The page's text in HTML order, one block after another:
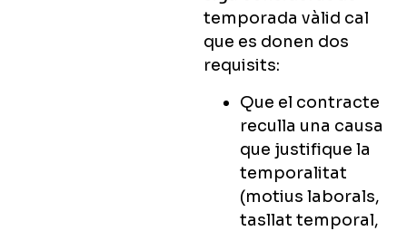
temporada vàlid cal
que es donen dos
requisits:
Que el contracte
reculla una causa
que justifique la
temporalitat
(motius laborals,
tasllat temporal,